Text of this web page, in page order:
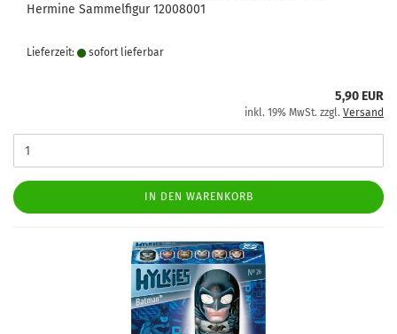
Hermine Sammelfigur 12008001
Lieferzeit: sofort lie­fer­bar
5,90 EUR
inkl. 19% MwSt. zzgl. Versand
IN DEN WARENKORB